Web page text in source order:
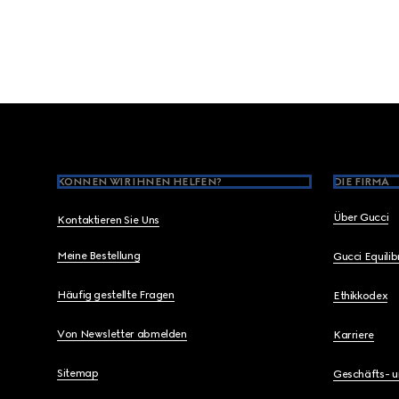
KÖNNEN WIR IHNEN HELFEN?
Kontaktieren Sie Uns
Meine Bestellung
Häufig gestellte Fragen
Von Newsletter abmelden
Sitemap
DIE FIRMA
Über Gucci
Gucci
Ethikkodex
Karriere
Geschäfts-